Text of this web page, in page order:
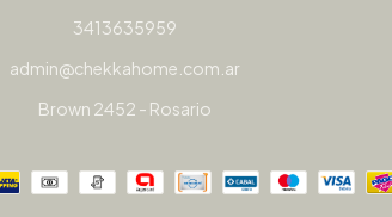
3413635959
admin@chekkahome.com.ar
Brown 2452 - Rosario